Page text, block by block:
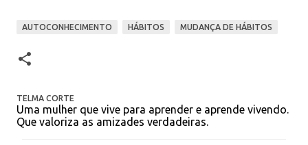
AUTOCONHECIMENTO HÁBITOS MUDANÇA DE HÁBITOS
TELMA CORTE
Uma mulher que vive para aprender e aprende vivendo.
Que valoriza as amizades verdadeiras.